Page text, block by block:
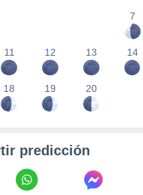
7
11 12 13 14
18 19 20
predicción